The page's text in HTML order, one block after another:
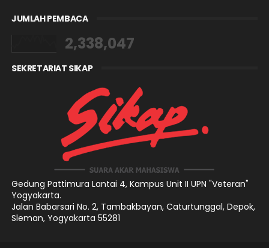
JUMLAH PEMBACA
2,338,047
SEKRETARIAT SIKAP
Gedung Pattimura Lantai 4, Kampus Unit II UPN "Veteran"
Yogyakarta.
Jalan Babarsari No. 2, Tambakbayan, Caturtunggal, Depok,
Sleman, Yogyakarta 55281